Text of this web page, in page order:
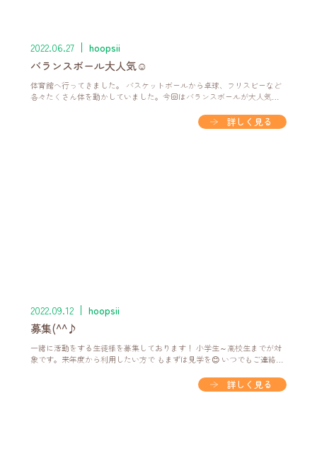
2022.06.27 hoopsii
バランスボール大人気☺
体育館へ行ってきました。 バスケットボールから卓球、フリスビーなど
各々たくさん体を動かしていました。今回はバランスボールが大人気で
詳しく見る
2022.09.12 hoopsii
募集(^^♪
一緒に活動をする生徒様を募集しております！ 小学生～高校生までが対
象です。来年度から利用したい方で もまずは見学を😊 いつでもご連絡下
詳しく見る